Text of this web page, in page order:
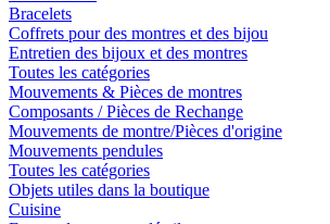
Bracelets
Coffrets pour des montres et des bijou
Entretien des bijoux et des montres
Toutes les catégories
Mouvements & Pièces de montres
Composants / Pièces de Rechange
Mouvements de montre/Pièces d'origine
Mouvements pendules
Toutes les catégories
Objets utiles dans la boutique
Cuisine